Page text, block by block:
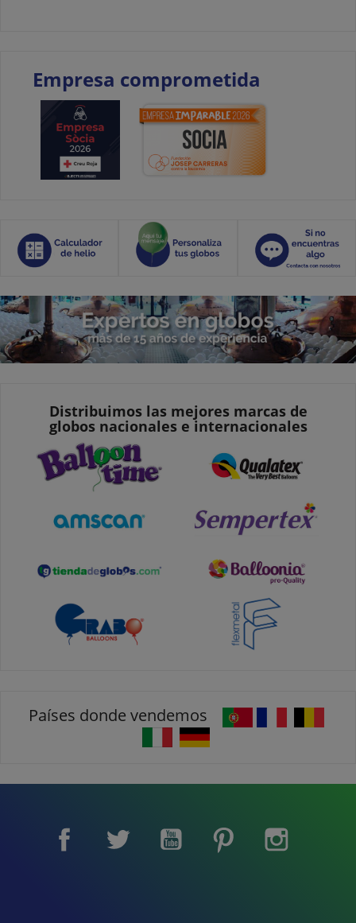
Empresa comprometida
Distribuimos las mejores marcas de
globos nacionales e internacionales
Países donde vendemos
Facebook Twitter YouTube Pinterest